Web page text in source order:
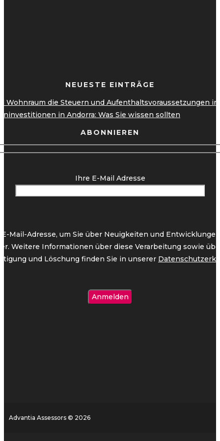
NEUESTE EINTRÄGE
Wohnraum die Steuern und Aufenthaltsvoraussetzungen
in Andorra: Was Sie wissen sollten
ABONNIEREN
Ihre E-Mail Adresse
E-Mail-Adresse, um Sie über Neuigkeiten und
Weitere Informationen über diese Verarbeitung sowie
und Löschung finden Sie in unserer
Advantia Assessors © 2026